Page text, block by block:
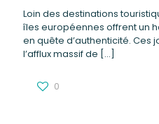
Loin des destinations
îles européennes offrent un
en quête d’authenticité. Ces
l’afflux massif de […]
0